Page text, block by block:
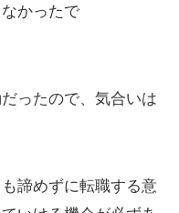
かったで
ったので、気合いは
諦めずに転職する意